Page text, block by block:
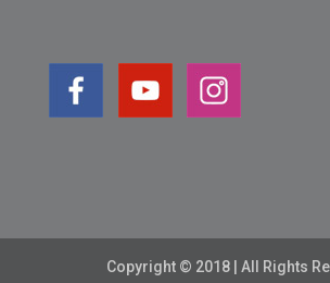
Copyright © 2018 | All Rights